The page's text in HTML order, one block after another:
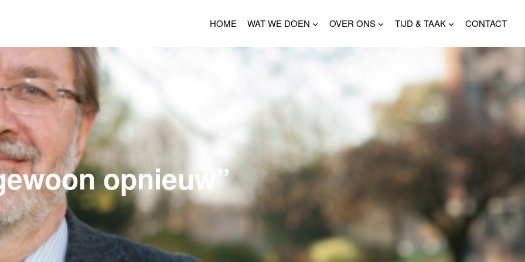
HOME WAT WE DOEN OVER ONS TIJD & TAAK CONTACT
opnieuw”